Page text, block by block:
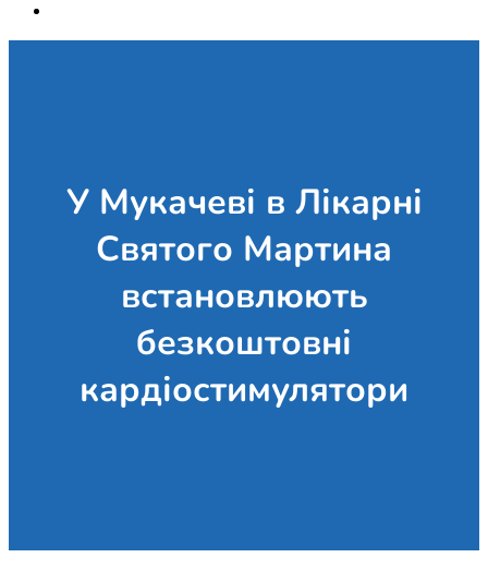
У Мукачеві в Лікарні
Святого Мартина
встановлюють
безкоштовні
кардіостимулятори